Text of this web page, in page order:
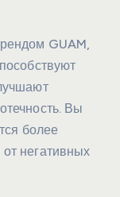
GUAM,
Вы
более
негативных